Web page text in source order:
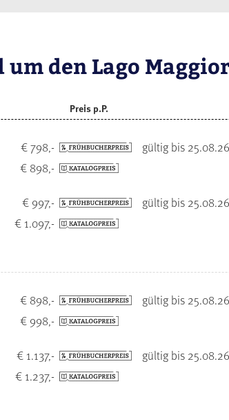
den Lago
Preis p.P.
€ 798,-
gültig bis 25.08.26
€ 898,-
€ 997,-
gültig bis 25.08.26
€ 1.097,-
€ 898,-
gültig bis 25.08.26
€ 998,-
€ 1.137,-
gültig bis 25.08.26
€ 1.237,-